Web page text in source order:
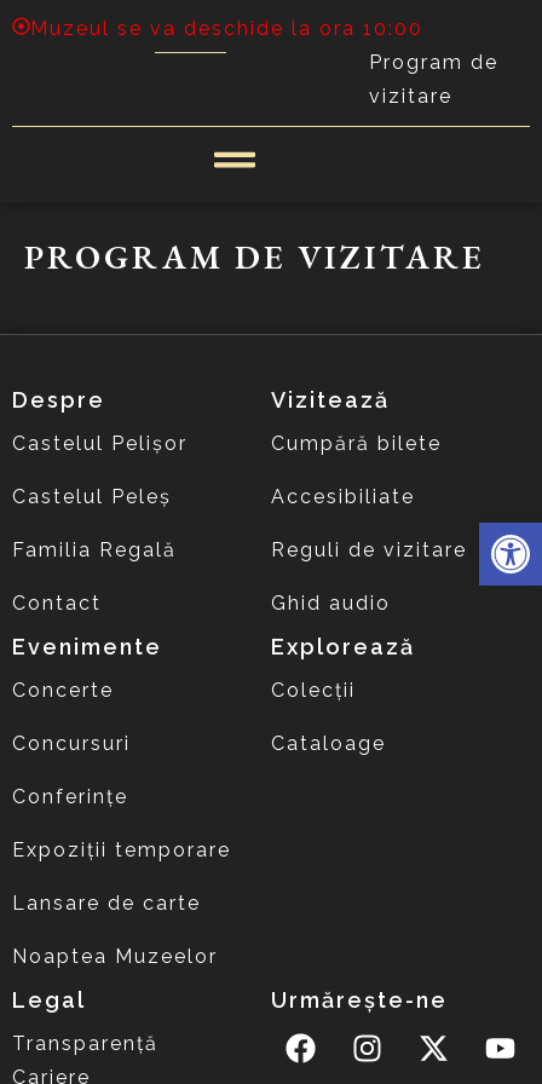
Muzeul se va deschide la ora 10:00
Program de
vizitare
PROGRAM DE VIZITARE
Despre
Castelul Pelișor
Castelul Peleș
Familia Regală
Contact
Vizitează
Cumpără bilete
Accesibiliate
Reguli de vizitare
Ghid audio
Evenimente
Concerte
Concursuri
Conferințe
Expoziții temporare
Lansare de carte
Noaptea Muzeelor
Explorează
Colecții
Cataloage
Legal
Transparență
Cariere
Urmărește-ne